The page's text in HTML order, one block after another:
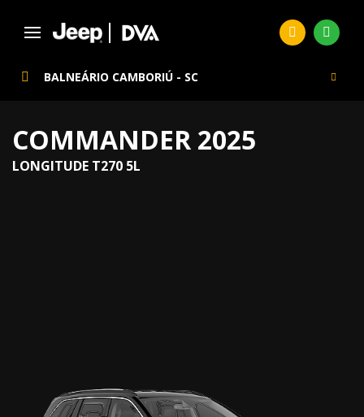
BALNEÁRIO CAMBORIÚ - SC
COMMANDER 2025
LONGITUDE T270 5L